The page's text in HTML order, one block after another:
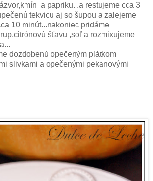
a papriku...a restujeme cca 3
tekvicu aj so šupou a zalejeme
10 minút...nakoniec pridáme
šťavu ,soľ a rozmixujeme
dozdobenú opečeným plátkom
slivkami a opečenými pekanovými